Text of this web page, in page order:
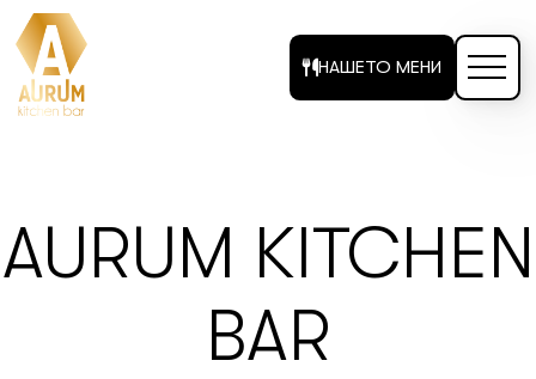
НАШЕТО МЕНИ
AURUM KITCHEN
BAR